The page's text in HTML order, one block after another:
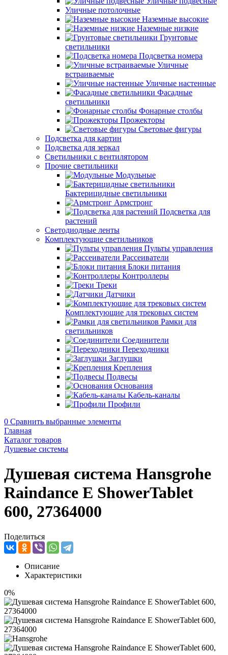
Уличные потолочные
Наземные высокие
Наземные низкие
Грунтовые
светильники
Подсветка номера
Уличные
встраиваемые
Уличные настенные
Фасадные
светильники
Фонарные столбы
Прожекторы
Световые фигуры
Подсветка для картин
Подсветка для зеркал
Светильники с вентилятором
Прочие светильники
Модульные
Бактерицидные светильники
Армстронг
Подсветка для
растений
Светодиодные ленты
Комплектующие светильников
Пульты управления
Рассеиватели
Блоки питания
Контроллеры
Треки
Датчики
Комплектующие для трековых систем
Рамки для
светильников
Соединители
Переходники
Заглушки
Крепления
Подвесы
Основания
Кабель-каналы
Профили
0 Сравнить выбранные элементы
Главная
Каталог товаров
Душевые системы
Душевая система Hansgrohe
Raindance E ShowerTablet
600, 27364000
Поделиться
Описание
Характеристики
0%